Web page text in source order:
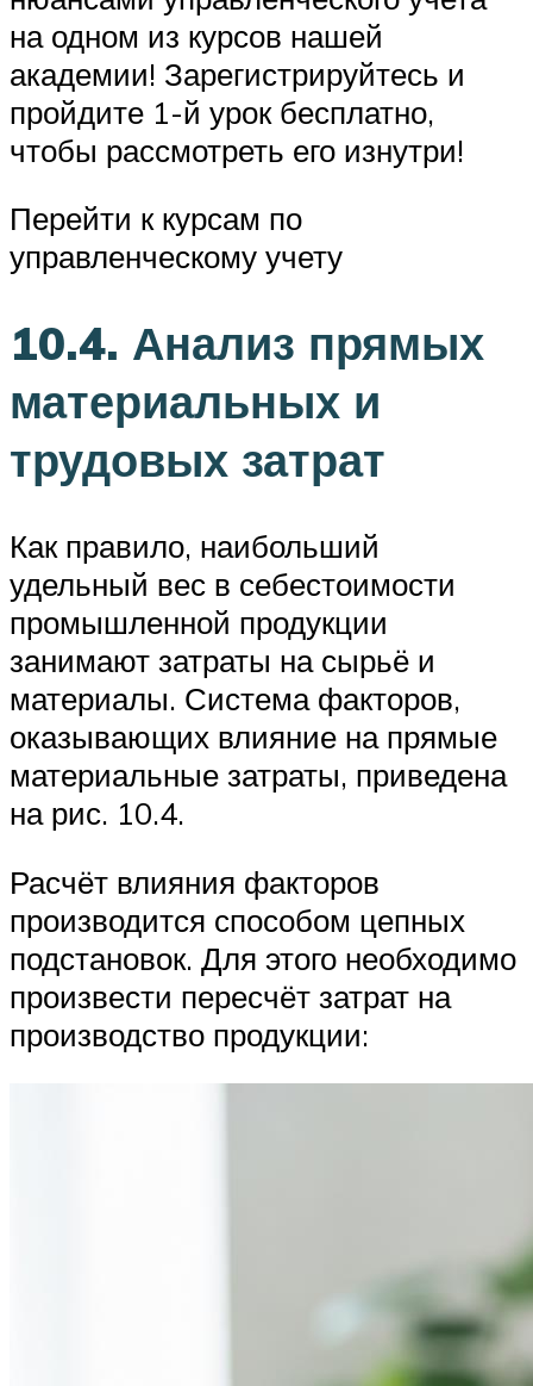
на одном из курсов нашей
академии! Зарегистрируйтесь и
пройдите 1-й урок бесплатно,
чтобы рассмотреть его изнутри!
Перейти к курсам по
управленческому учету
10.4. Анализ прямых
материальных и
трудовых затрат
Как правило, наибольший
удельный вес в себестоимости
промышленной продукции
занимают затраты на сырьё и
материалы. Система факторов,
оказывающих влияние на прямые
материальные затраты, приведена
на рис. 10.4.
Расчёт влияния факторов
производится способом цепных
подстановок. Для этого необходимо
произвести пересчёт затрат на
производство продукции: